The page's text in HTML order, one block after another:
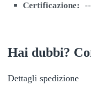
Certificazione:
--
Hai dubbi?
Dettagli spedizione